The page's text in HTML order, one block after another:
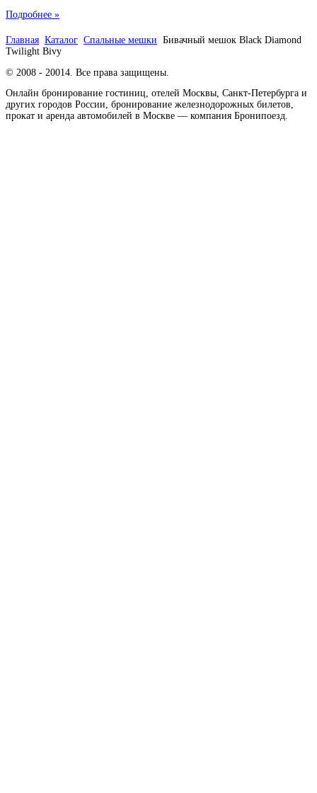
Подробнее »
Главная Каталог Спальные мешки Бивачный мешок Black Diamond
Twilight Bivy
© 2008 - 20014. Все права защищены.
Онлайн бронирование гостиниц, отелей Москвы, Санкт-Петербурга и
других городов России, бронирование железнодорожных билетов,
прокат и аренда автомобилей в Москве — компания Бронипоезд.